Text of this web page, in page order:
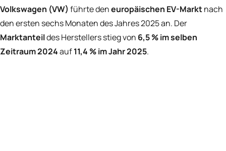
Volkswagen (VW) führte deneuropäischen EV-Marktnach
den ersten sechs Monaten des Jahres 2025 an. Der
Marktanteildes Herstellers stieg von 6,5 % im selben
Zeitraum 2024auf11,4 % im Jahr 2025.